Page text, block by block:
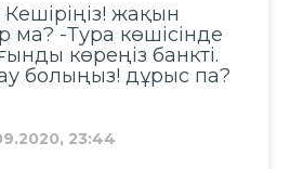
Кешіріңіз! жақын
ма? -Тура көшісінде
көреңіз банкті.
болыңыз! дұрыс па?
23:44